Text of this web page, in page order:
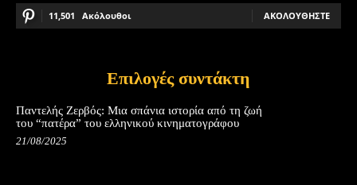
11,501 Ακόλουθοι ΑΚΟΛΟΥΘΉΣΤΕ
Επιλογές συντάκτη
Παντελής Ζερβός: Μια σπάνια ιστορία από τη ζωή
του “πατέρα” του ελληνικού κινηματογράφου
21/08/2025